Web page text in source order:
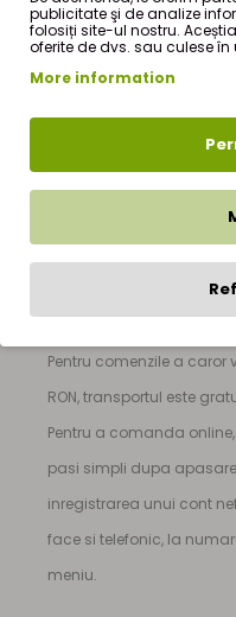
Marar frunze 30g
produse naturiste -
Marar
puteti comanda acest
Pentru comenzile a
RON, transportul este
Pentru a comanda
pasi simpli dupa
inregistrarea unui cont
face si telefonic, la
meniu.
publicitate şi de analize
folosiți site-ul nostru.
oferite de dvs. sau culese
More information